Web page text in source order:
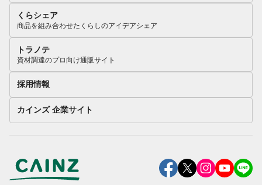
くらシェア
商品を組み合わせたくらしのアイデアシェア
トラノテ
資材調達のプロ向け通販サイト
採用情報
カインズ 企業サイト